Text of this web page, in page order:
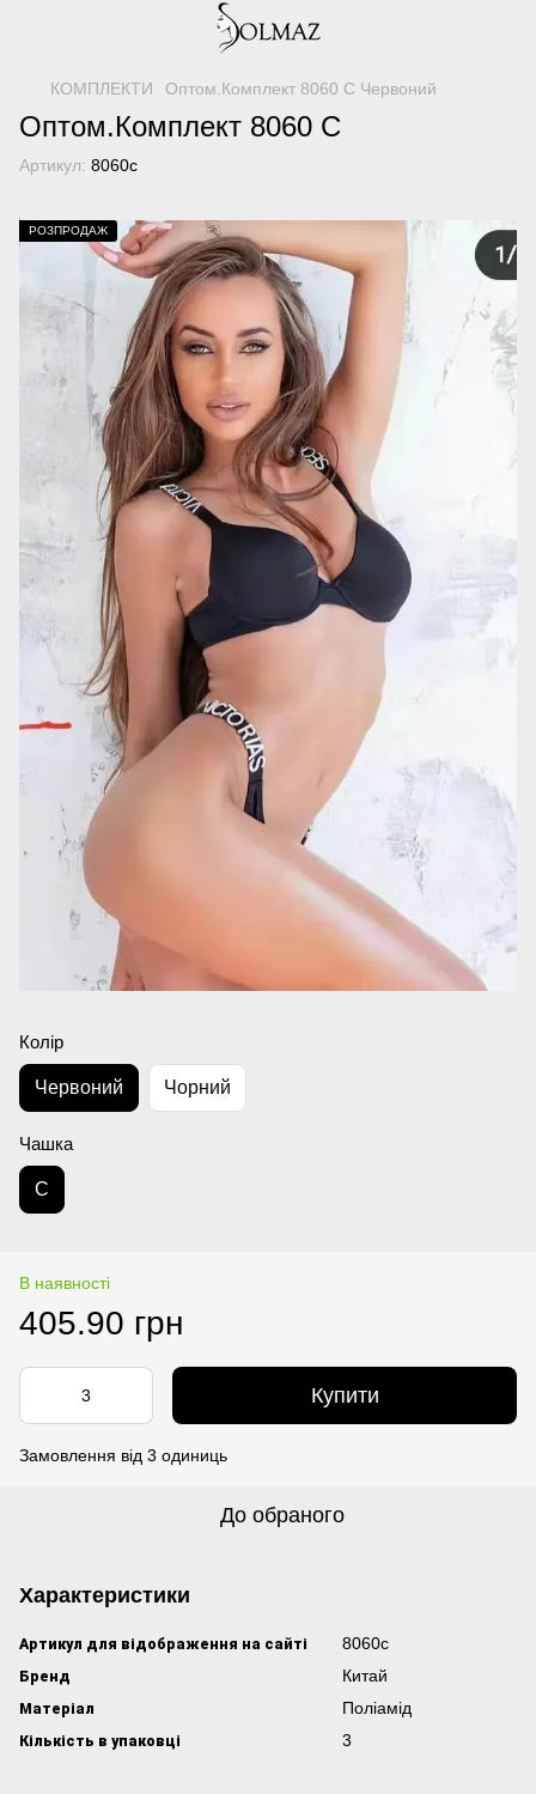
КОМПЛЕКТИ Оптом.Комплект 8060 C Червоний
Оптом.Комплект 8060 C
Артикул: 8060с
РОЗПРОДАЖ
Колір
Червоний Чорний
Чашка
C
В наявності
405.90 грн
Купити
Замовлення від 3 одиниць
До обраного
Характеристики
Артикул для відображення на сайті 8060с
Бренд Китай
Матеріал Поліамід
Кількість в упаковці 3